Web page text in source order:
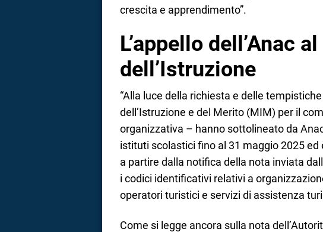
crescita e apprendimento”.
L’appello dell’Anac
dell’Istruzione
“Alla luce della richiesta e delle
dell’Istruzione e del Merito (MIM) per il
organizzativa – hanno sottolineato da
istituti scolastici fino al 31 maggio 2025
a partire dalla notifica della nota inviata
i codici identificativi relativi a
operatori turistici e servizi di assistenza
Come si legge ancora sulla nota